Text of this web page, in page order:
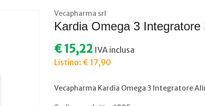
Vecapharma srl
Kardia Omega 3 Integratore
€ 15,22 IVA inclusa
Listino: € 17,90
Vecapharma Kardia Omega 3 Integratore